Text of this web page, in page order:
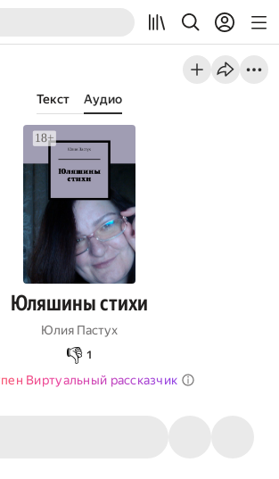
Текст Аудио
Юляшины стихи
Юлия Пастух
👎 1
Виртуальный рассказчик